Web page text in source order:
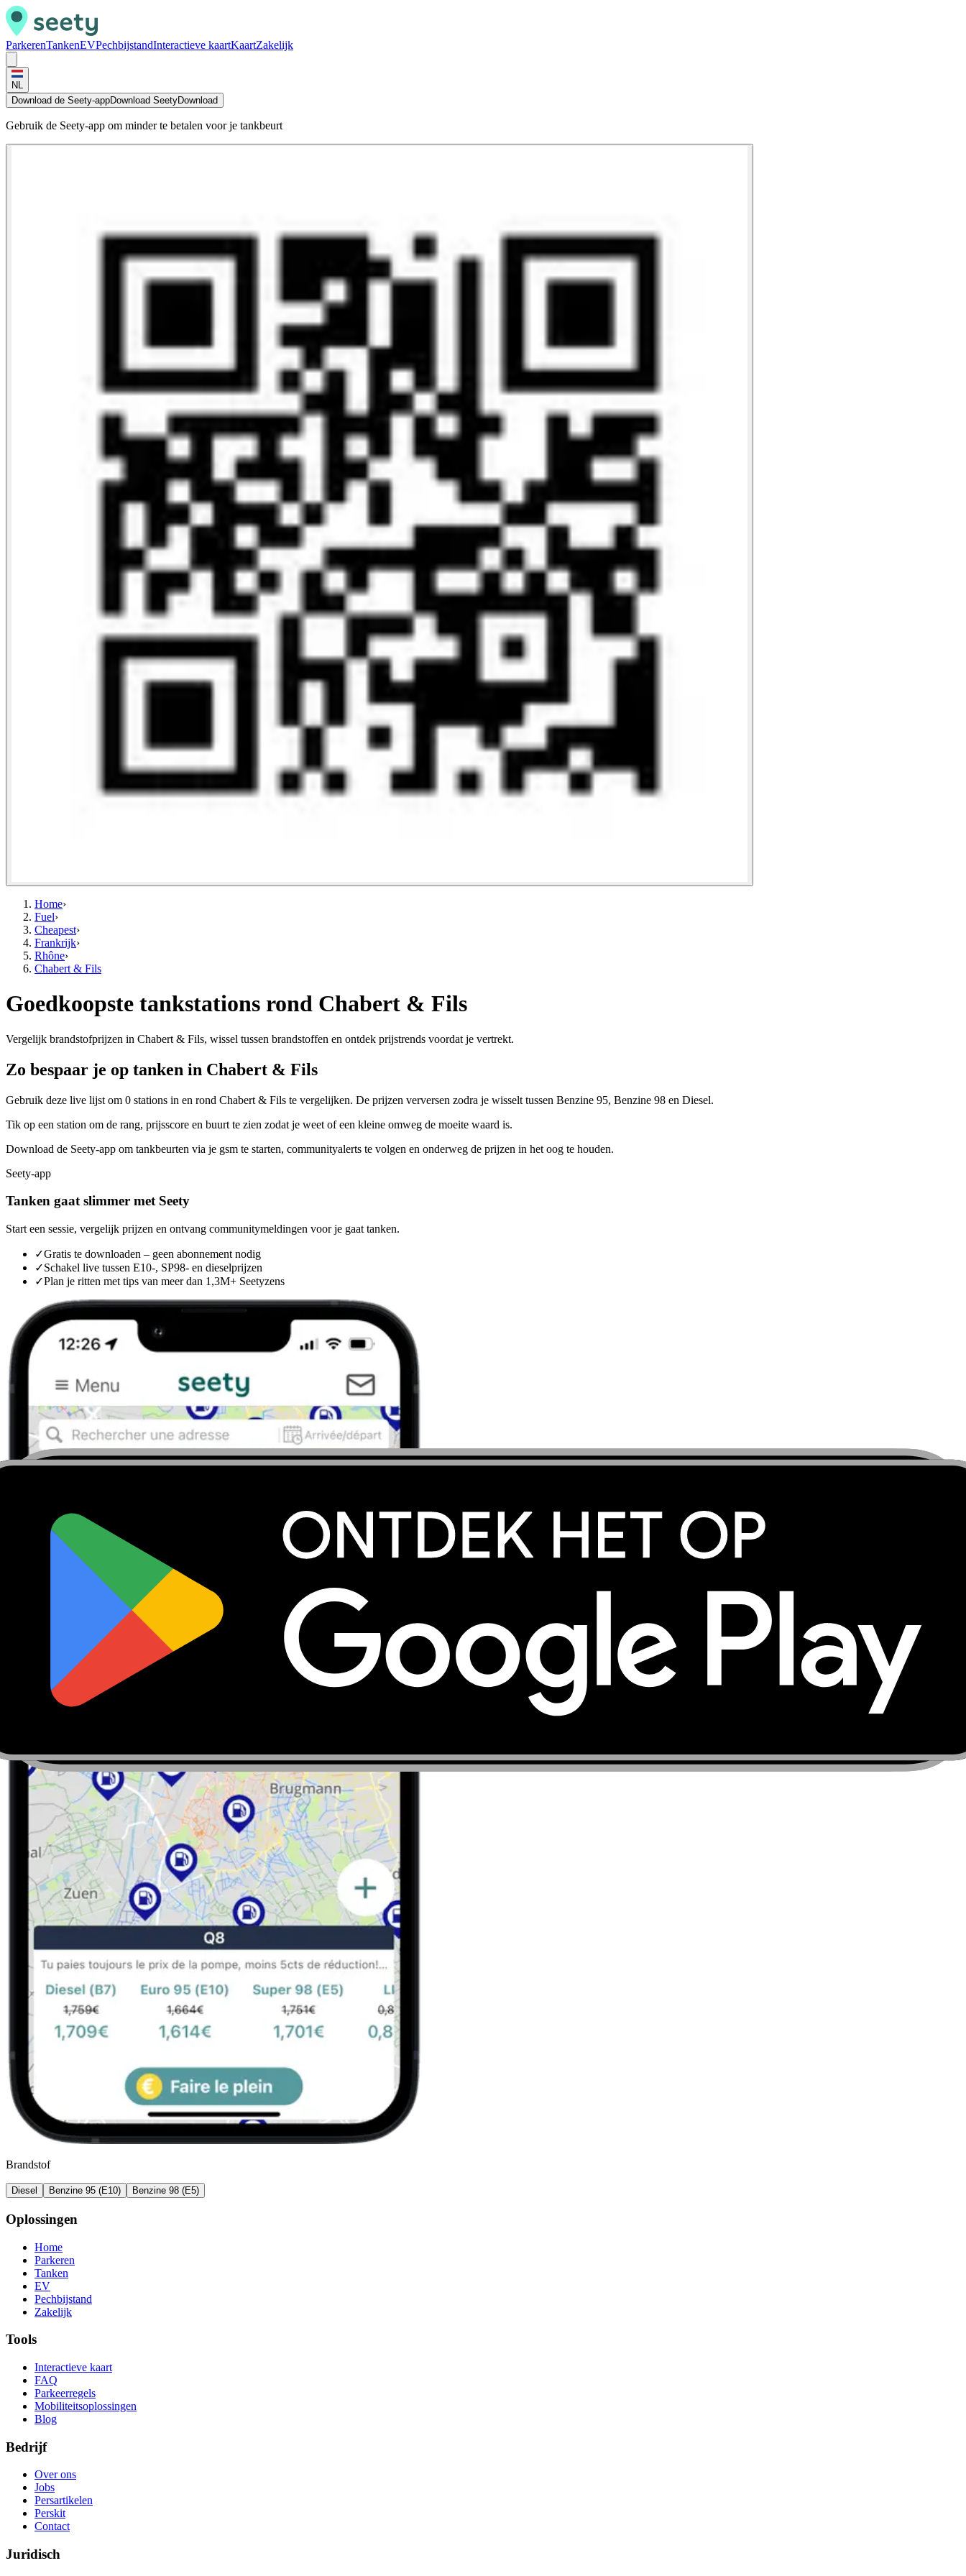
ParkerenTankenEVPechbijstandInteractieve kaartKaartZakelijk
NL
Download de Seety-appDownload SeetyDownload
Gebruik de Seety-app om minder te betalen voor je tankbeurt
Home›
Fuel›
Cheapest›
Frankrijk›
Rhône›
Chabert & Fils
Goedkoopste tankstations rond Chabert & Fils
Vergelijk brandstofprijzen in Chabert & Fils, wissel tussen brandstoffen en ontdek prijstrends voordat je vertrekt.
Zo bespaar je op tanken in Chabert & Fils
Gebruik deze live lijst om 0 stations in en rond Chabert & Fils te vergelijken. De prijzen verversen zodra je wisselt tussen Benzine 95, Benzine 98 en Diesel.
Tik op een station om de rang, prijsscore en buurt te zien zodat je weet of een kleine omweg de moeite waard is.
Download de Seety-app om tankbeurten via je gsm te starten, communityalerts te volgen en onderweg de prijzen in het oog te houden.
Seety-app
Tanken gaat slimmer met Seety
Start een sessie, vergelijk prijzen en ontvang communitymeldingen voor je gaat tanken.
✓Gratis te downloaden – geen abonnement nodig
✓Schakel live tussen E10-, SP98- en dieselprijzen
✓Plan je ritten met tips van meer dan 1,3M+ Seetyzens
Brandstof
Diesel Benzine 95 (E10) Benzine 98 (E5)
Oplossingen
Home
Parkeren
Tanken
EV
Pechbijstand
Zakelijk
Tools
Interactieve kaart
FAQ
Parkeerregels
Mobiliteitsoplossingen
Blog
Bedrijf
Over ons
Jobs
Persartikelen
Perskit
Contact
Juridisch